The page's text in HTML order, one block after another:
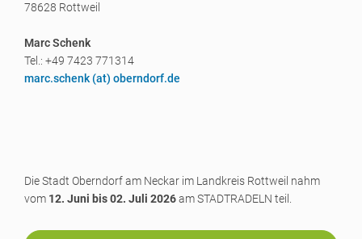
78628 Rottweil
Marc Schenk
Tel.: +49 7423 771314
marc.schenk (at) oberndorf.de
Die Stadt Oberndorf am Neckar im Landkreis Rottweil nahm
vom 12. Juni bis 02. Juli 2026am STADTRADELN teil.